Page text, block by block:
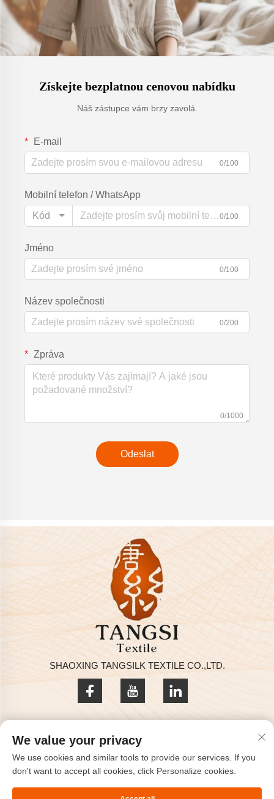
Získejte bezplatnou cenovou nabídku
Náš zástupce vám brzy zavolá.
E-mail
0/100
Mobilní telefon / WhatsApp
Kód
0/100
Jméno
0/100
Název společnosti
0/200
Zpráva
0/1000
Odeslat
SHAOXING TANGSILK TEXTILE CO.,LTD.
Copyright © 2025 by SHAOXING TANGSILK TEXTILE CO.,LTD
Kontaktujte nás
Address: Rm801, 8F, Haizhou International, Keqiao, Shaoxing,
We value your privacy
We use cookies and similar tools to provide our services. If you
don't want to accept all cookies, click Personalize cookies.